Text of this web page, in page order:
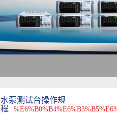
水泵测试台操作规
程